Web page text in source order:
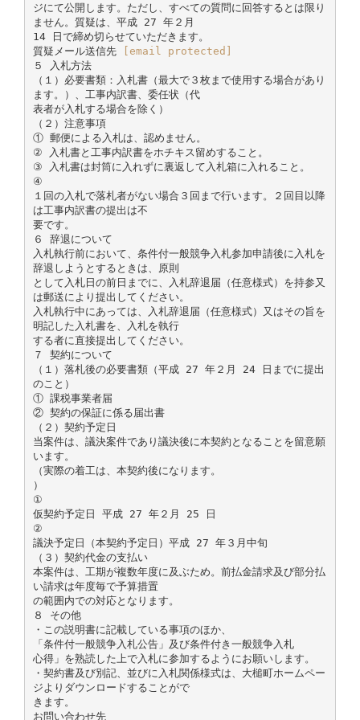
ジにて公開します。ただし、すべての質問に回答するとは限り
ません。質疑は、平成 27 年２月
14 日で締め切らせていただきます。
質疑メール送信先
[email protected]
５ 入札方法
（１）必要書類：入札書（最大で３枚まで使用する場合があり
ます。）、工事内訳書、委任状（代
表者が入札する場合を除く）
（２）注意事項
① 郵便による入札は、認めません。
② 入札書と工事内訳書をホチキス留めすること。
③ 入札書は封筒に入れずに裏返して入札箱に入れること。
④
１回の入札で落札者がない場合３回まで行います。２回目以降
は工事内訳書の提出は不
要です。
６ 辞退について
入札執行前において、条件付一般競争入札参加申請後に入札を
辞退しようとするときは、原則
として入札日の前日までに、入札辞退届（任意様式）を持参又
は郵送により提出してください。
入札執行中にあっては、入札辞退届（任意様式）又はその旨を
明記した入札書を、入札を執行
する者に直接提出してください。
７ 契約について
（１）落札後の必要書類（平成 27 年２月 24 日までに提出
のこと）
① 課税事業者届
② 契約の保証に係る届出書
（２）契約予定日
当案件は、議決案件であり議決後に本契約となることを留意願
います。
（実際の着工は、本契約後になります。
）
①
仮契約予定日 平成 27 年２月 25 日
②
議決予定日（本契約予定日）平成 27 年３月中旬
（３）契約代金の支払い
本案件は、工期が複数年度に及ぶため。前払金請求及び部分払
い請求は年度毎で予算措置
の範囲内での対応となります。
８ その他
・この説明書に記載している事項のほか、
「条件付一般競争入札公告」及び条件付き一般競争入札
心得」を熟読した上で入札に参加するようにお願いします。
・契約書及び別記、並びに入札関係様式は、大槌町ホームペー
ジよりダウンロードすることがで
きます。
お問い合わせ先